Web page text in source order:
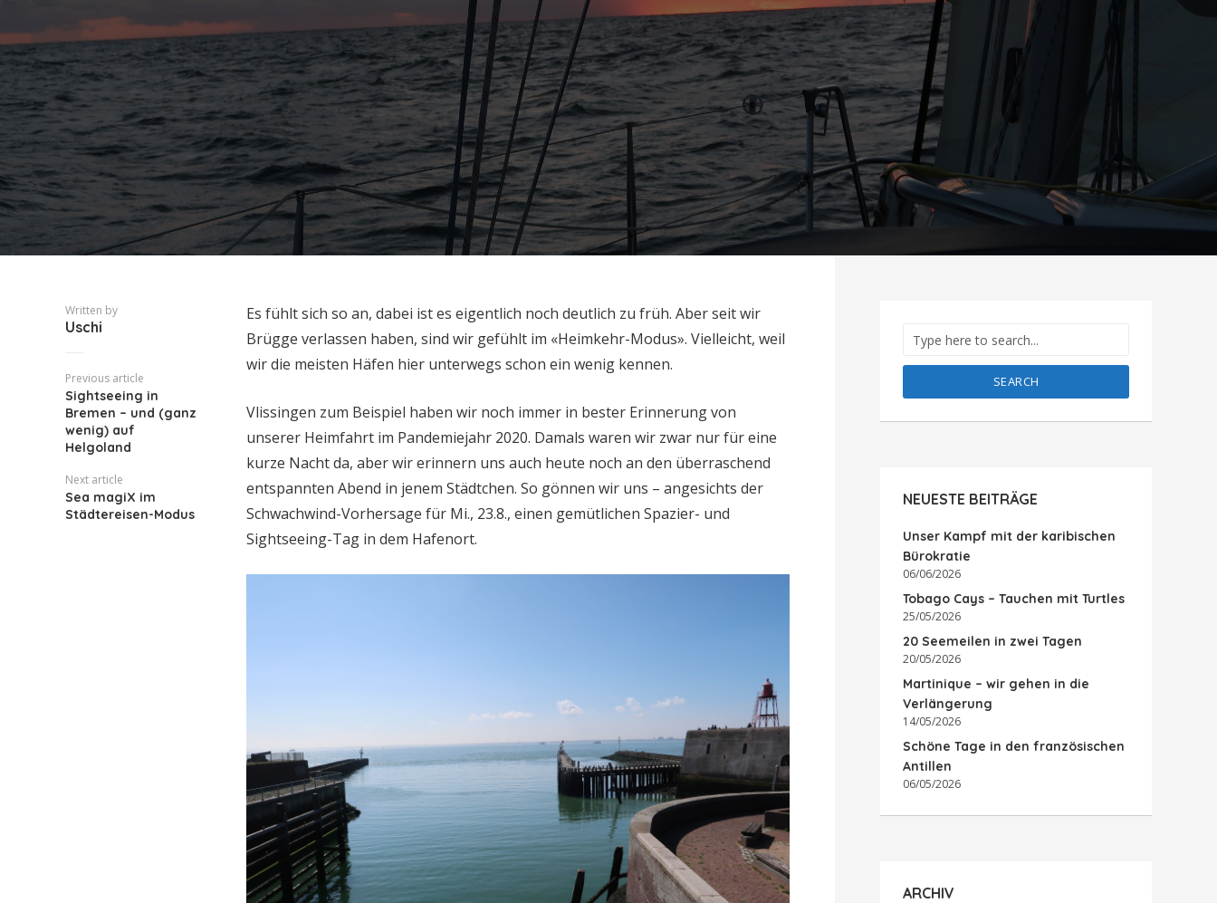
Written by
Uschi
Previous article
Sightseeing in
Bremen – und (ganz
wenig) auf
Helgoland
Next article
Sea magiX im
Städtereisen-Modus
Es fühlt sich so an, dabei ist es eigentlich noch deutlich zu früh. Aber seit wir
Brügge verlassen haben, sind wir gefühlt im «Heimkehr-Modus». Vielleicht, weil
wir die meisten Häfen hier unterwegs schon ein wenig kennen.
Vlissingen zum Beispiel haben wir noch immer in bester Erinnerung von
unserer Heimfahrt im Pandemiejahr 2020. Damals waren wir zwar nur für eine
kurze Nacht da, aber wir erinnern uns auch heute noch an den überraschend
entspannten Abend in jenem Städtchen. So gönnen wir uns – angesichts der
Schwachwind-Vorhersage für Mi., 23.8., einen gemütlichen Spazier- und
Sightseeing-Tag in dem Hafenort.
SEARCH
NEUESTE BEITRÄGE
Unser Kampf mit der karibischen
Bürokratie
06/06/2026
Tobago Cays – Tauchen mit Turtles
25/05/2026
20 Seemeilen in zwei Tagen
20/05/2026
Martinique – wir gehen in die
Verlängerung
14/05/2026
Schöne Tage in den französischen
Antillen
06/05/2026
ARCHIV